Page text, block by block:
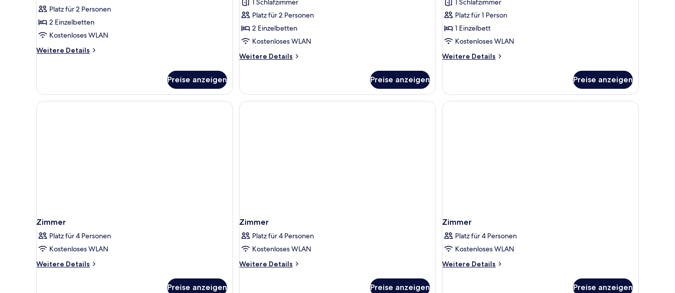
anzeigen
Platz für 2 Personen
2 Einzelbetten
Kostenloses WLAN
Weitere Details
Weitere
Preise anzeigen
anzeigen
1 Schlafzimmer
Platz für 2 Personen
2 Einzelbetten
Kostenloses WLAN
Weitere Details
Weitere
Zweibettzimmer
Preise anzeigen
1 Schlafzimmer
Platz für 1 Person
1 Einzelbett
Kostenloses WLAN
Weitere Details
Weitere
Preise anzeigen
Zimmer
Platz für 4 Personen
Kostenloses WLAN
Weitere Details
Weitere
Preise anzeigen
Zimmer
Platz für 4 Personen
Kostenloses WLAN
Weitere Details
Weitere
Preise anzeigen
Zimmer
Platz für 4 Personen
Kostenloses WLAN
Weitere Details
Weitere
Preise anzeigen